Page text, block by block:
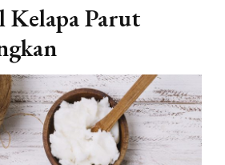
Kelapa Parut